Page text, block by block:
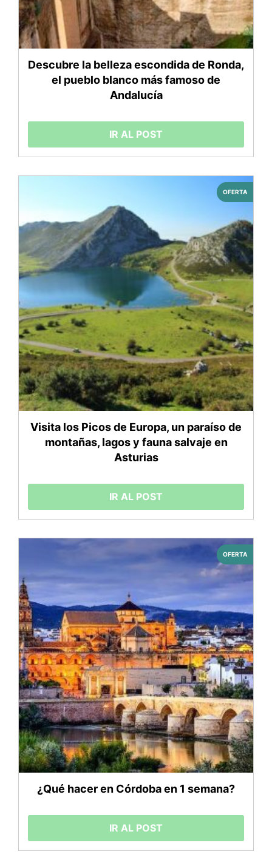
Descubre la belleza escondida de Ronda,
el pueblo blanco más famoso de
Andalucía
IR AL POST
OFERTA
Visita los Picos de Europa, un paraíso de
montañas, lagos y fauna salvaje en
Asturias
IR AL POST
OFERTA
¿Qué hacer en Córdoba en 1 semana?
IR AL POST